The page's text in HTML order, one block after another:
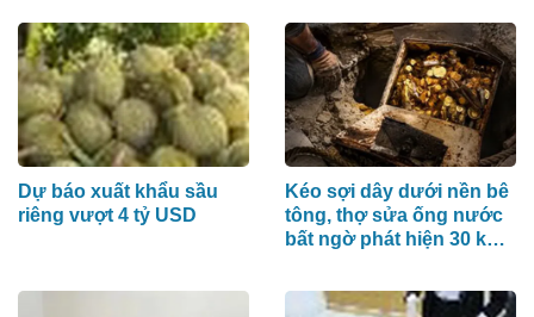
Dự báo xuất khẩu sầu
riêng vượt 4 tỷ USD
Kéo sợi dây dưới nền bê
tông, thợ sửa ống nước
bất ngờ phát hiện 30 kg
tức bị phong tỏa